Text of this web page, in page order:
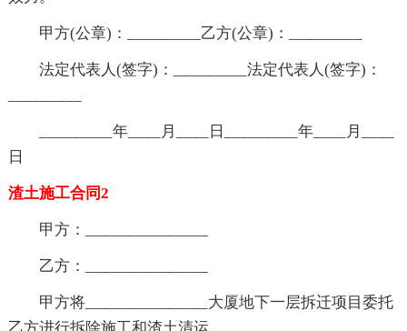
甲方(公章)：_________乙方(公章)：_________
法定代表人(签字)：_________法定代表人(签字)：
_________年____月____日_________年____月____
日
渣土施工合同2
甲方：_______________
乙方：_______________
甲方将_______________大厦地下一层拆迁项目委托